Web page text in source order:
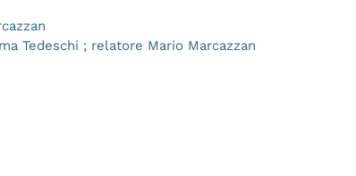
Tedeschi ; relatore Mario Marcazzan